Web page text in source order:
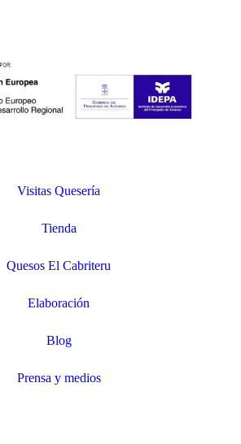
Visitas Quesería
Tienda
Quesos El Cabriteru
Elaboración
Blog
Prensa y medios